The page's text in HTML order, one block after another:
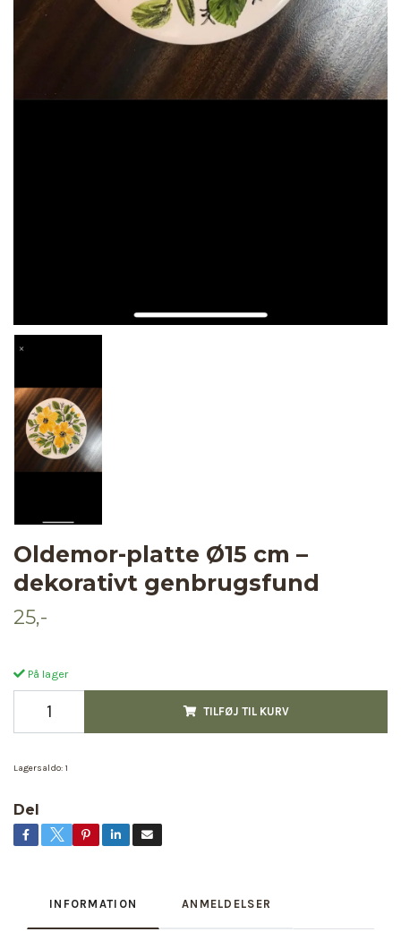
Oldemor-platte Ø15 cm –
dekorativt genbrugsfund
25,-
På lager
TILFØJ TIL KURV
Lagersaldo: 1
Del
INFORMATION ANMELDELSER